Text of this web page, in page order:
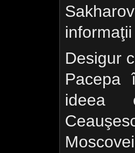
Desigur
Pacepa
ideea